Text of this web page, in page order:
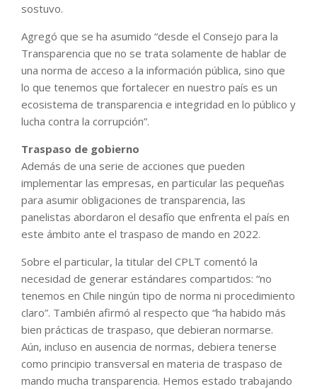
sostuvo.
Agregó que se ha asumido “desde el Consejo para la
Transparencia que no se trata solamente de hablar de
una norma de acceso a la información pública, sino que
lo que tenemos que fortalecer en nuestro país es un
ecosistema de transparencia e integridad en lo público y
lucha contra la corrupción”.
Traspaso de gobierno
Además de una serie de acciones que pueden
implementar las empresas, en particular las pequeñas
para asumir obligaciones de transparencia, las
panelistas abordaron el desafío que enfrenta el país en
este ámbito ante el traspaso de mando en 2022.
Sobre el particular, la titular del CPLT comentó la
necesidad de generar estándares compartidos: “no
tenemos en Chile ningún tipo de norma ni procedimiento
claro”. También afirmó al respecto que “ha habido más
bien prácticas de traspaso, que debieran normarse.
Aún, incluso en ausencia de normas, debiera tenerse
como principio transversal en materia de traspaso de
mando mucha transparencia. Hemos estado trabajando